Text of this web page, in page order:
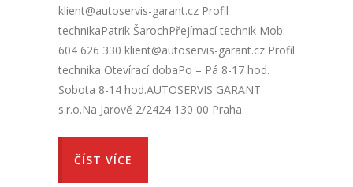
klient@autoservis-garant.cz Profil
technikaPatrik ŠarochPřejímací technik Mob:
604 626 330 klient@autoservis-garant.cz Profil
technika Otevírací dobaPo – Pá 8-17 hod.
Sobota 8-14 hod.AUTOSERVIS GARANT
s.r.o.Na Jarově 2/2424 130 00 Praha
ČÍST VÍCE